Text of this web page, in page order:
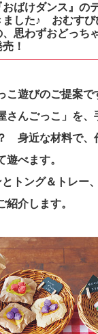
おばけダンス』の
ました♪ おむすび
、思わずおどっち
！
こ遊びのご提案
さんごっこ」を、
身近な材料で
遊べます。
トング＆トレー
紹介します。